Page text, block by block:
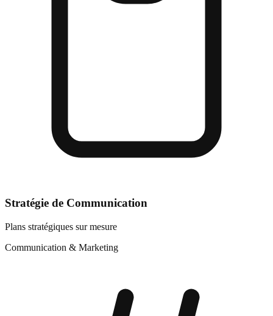
Stratégie de Communication
Plans stratégiques sur mesure
Communication & Marketing